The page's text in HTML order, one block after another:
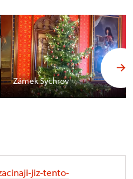
Zámek Sychrov
jiz-tento-